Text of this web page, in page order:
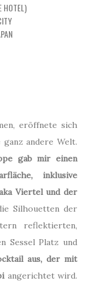
HOTEL)
eröffnete sich
andere Welt.
gab mir einen
inklusive
Viertel und der
Silhouetten der
reflektierten,
Sessel Platz und
aus, der mit
angerichtet wird.